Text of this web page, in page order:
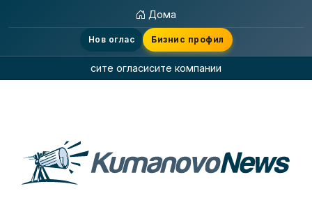
Дома
Нов оглас Бизнис профил
сите огласисите компании